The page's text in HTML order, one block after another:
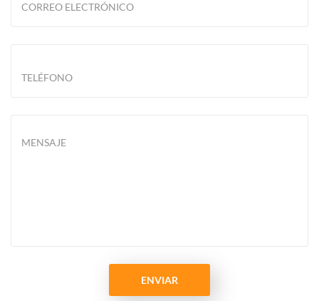
CORREO ELECTRÓNICO
TELÉFONO
MENSAJE
ENVIAR